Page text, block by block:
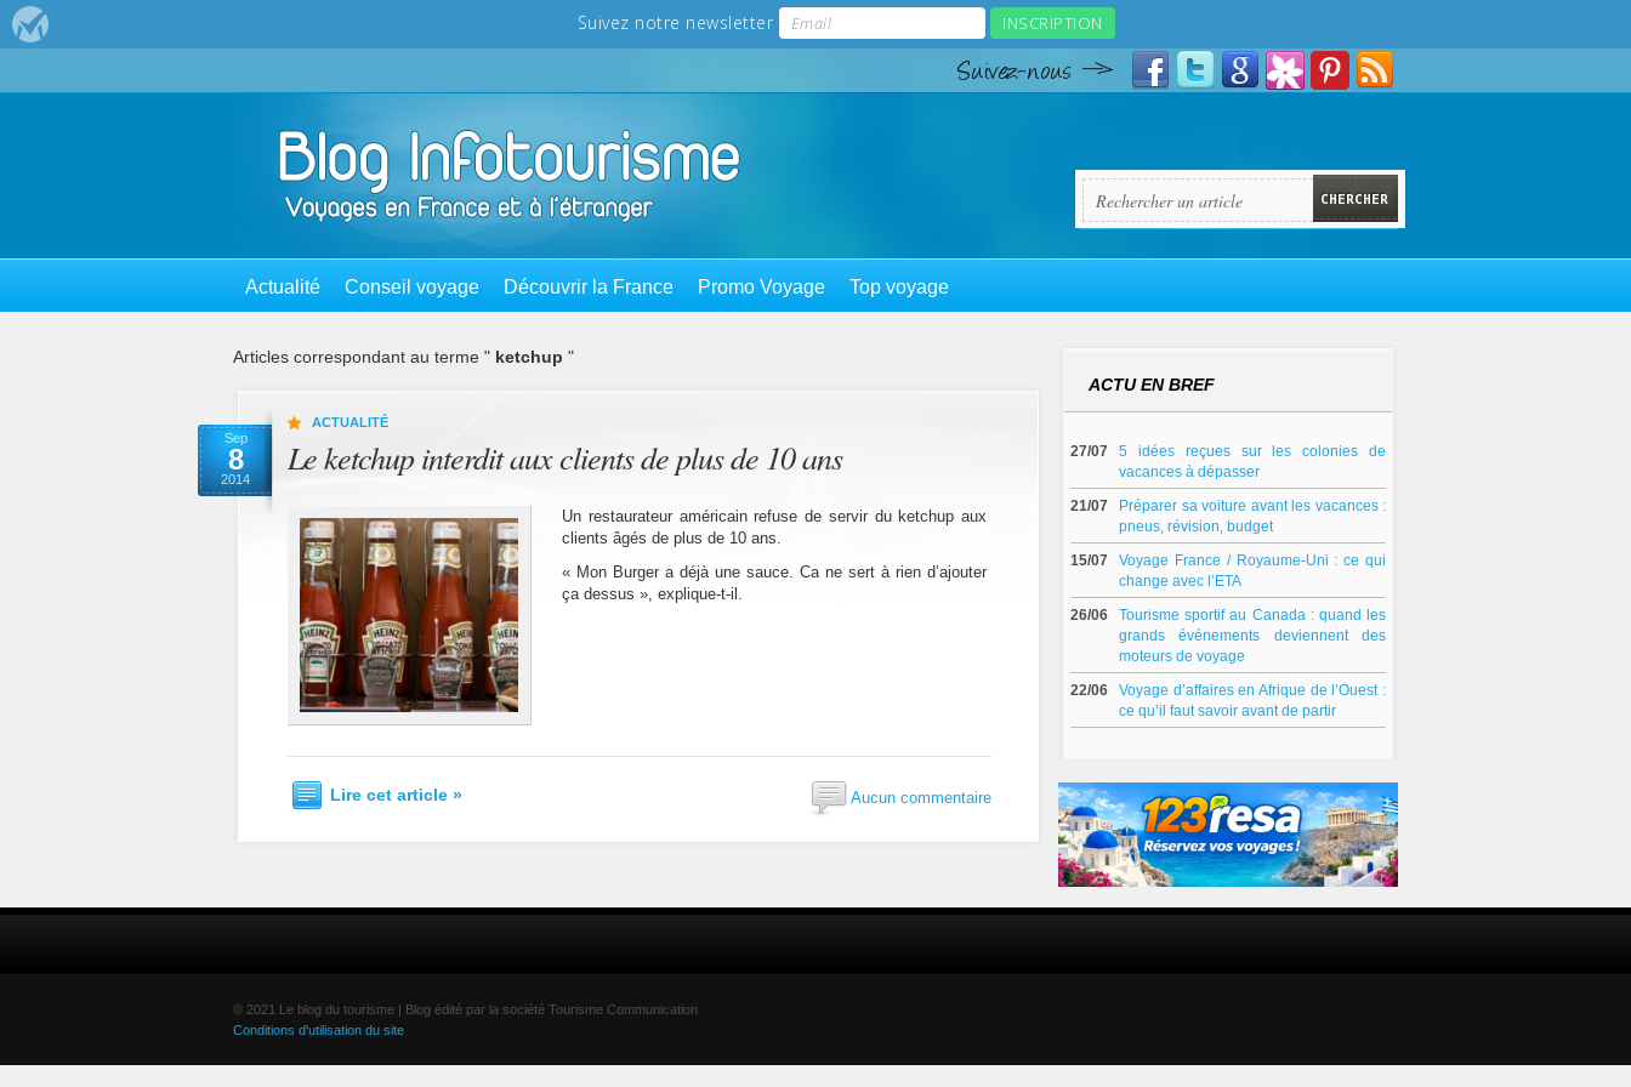
Actualité Conseil voyage Découvrir la France Promo Voyage Top voyage
Articles correspondant au terme " ketchup "
Sep
8
2014
ACTUALITÉ
Le ketchup interdit aux clients de plus de 10 ans
Un restaurateur américain refuse de servir du ketchup aux
clients âgés de plus de 10 ans.
« Mon Burger a déjà une sauce. Ca ne sert à rien d’ajouter
ça dessus », explique-t-il.
Lire cet article » Aucun commentaire
ACTU EN BREF
27/07
5 idées reçues sur les colonies de
vacances à dépasser
21/07
Préparer sa voiture avant les vacances :
pneus, révision, budget
15/07
Voyage France / Royaume-Uni : ce qui
change avec l’ETA
26/06
Tourisme sportif au Canada : quand les
grands événements deviennent des
moteurs de voyage
22/06
Voyage d’affaires en Afrique de l’Ouest :
ce qu’il faut savoir avant de partir
© 2021 Le blog du tourisme | Blog édité par la société Tourisme Communication
Conditions d'utilisation du site